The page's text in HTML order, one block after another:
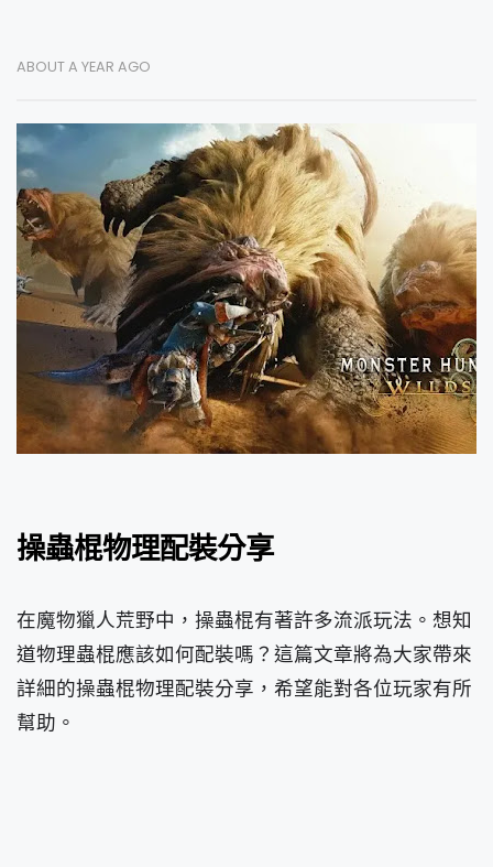
ABOUT A YEAR AGO
操蟲棍物理配裝分享
在魔物獵人荒野中，操蟲棍有著許多流派玩法。想知
道物理蟲棍應該如何配裝嗎？這篇文章將為大家帶來
詳細的操蟲棍物理配裝分享，希望能對各位玩家有所
幫助。